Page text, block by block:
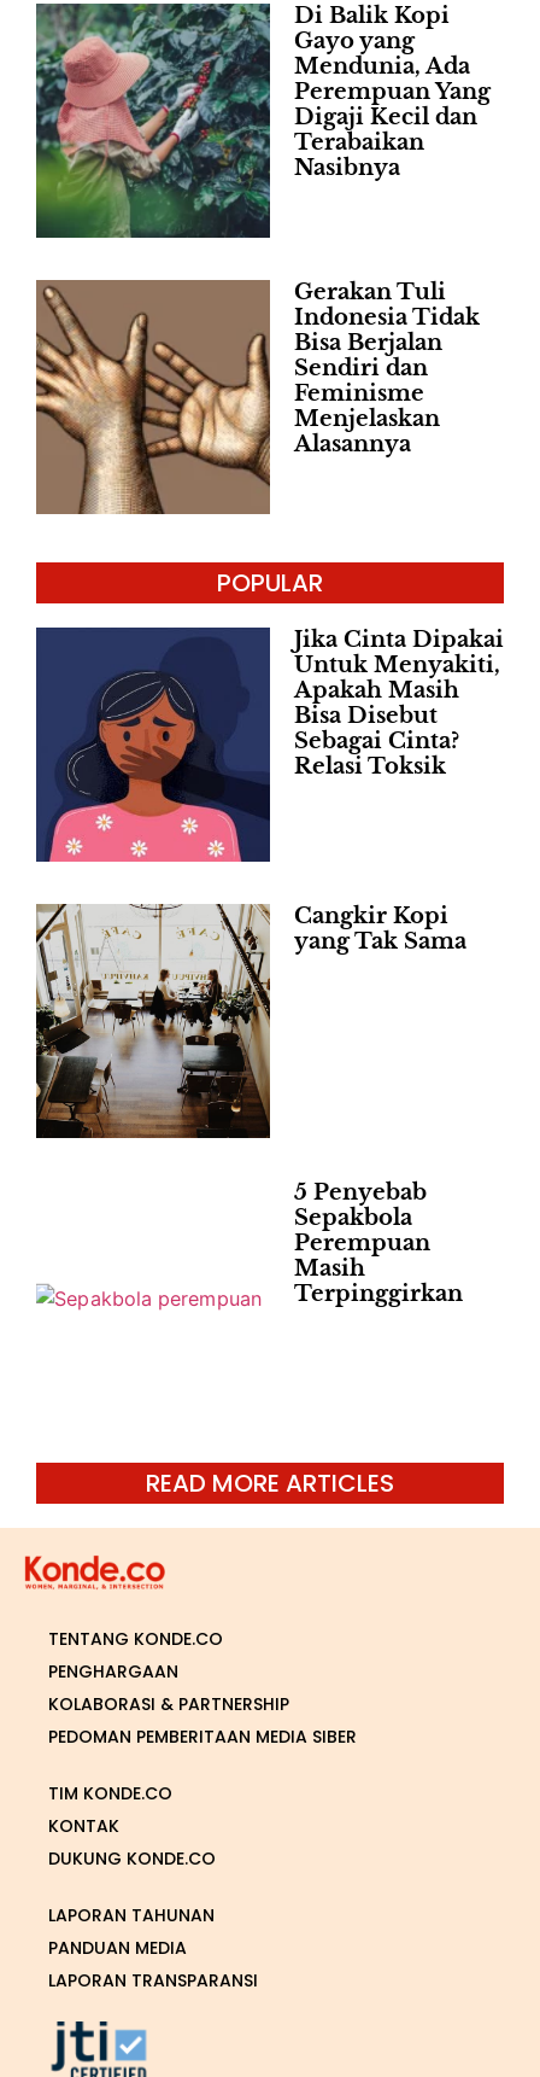
Di Balik Kopi
Gayo yang
Mendunia, Ada
Perempuan Yang
Digaji Kecil dan
Terabaikan
Nasibnya
Gerakan Tuli
Indonesia Tidak
Bisa Berjalan
Sendiri dan
Feminisme
Menjelaskan
Alasannya
POPULAR
Jika Cinta Dipakai
Untuk Menyakiti,
Apakah Masih
Bisa Disebut
Sebagai Cinta?
Relasi Toksik
Cangkir Kopi
yang Tak Sama
5 Penyebab
Sepakbola
Perempuan
Masih
Terpinggirkan
READ MORE ARTICLES
TENTANG KONDE.CO
PENGHARGAAN
KOLABORASI & PARTNERSHIP
PEDOMAN PEMBERITAAN MEDIA SIBER
TIM KONDE.CO
KONTAK
DUKUNG KONDE.CO
LAPORAN TAHUNAN
PANDUAN MEDIA
LAPORAN TRANSPARANSI